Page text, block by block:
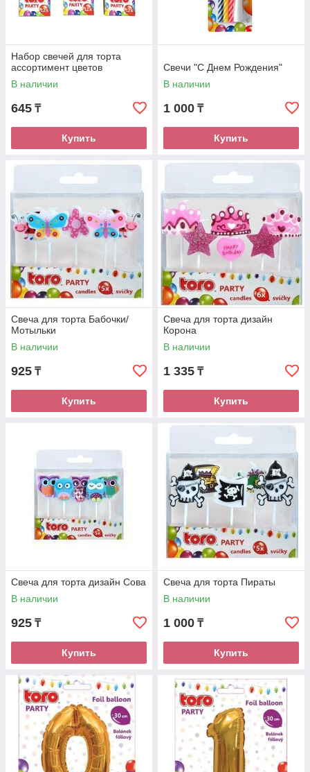
Набор свечей для торта
ассортимент цветов
В наличии
645 ₸
Купить
Свечи "С Днем Рождения"
В наличии
1 000 ₸
Купить
Свеча для торта Бабочки/
Мотыльки
В наличии
925 ₸
Купить
Свеча для торта дизайн
Корона
В наличии
1 335 ₸
Купить
Свеча для торта дизайн Сова
В наличии
925 ₸
Купить
Свеча для торта Пираты
В наличии
1 000 ₸
Купить